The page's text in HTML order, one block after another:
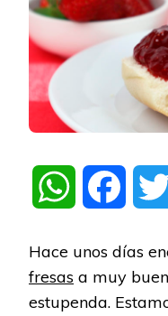
WhatsApp
Hace unos días
fresas a muy
estupenda.